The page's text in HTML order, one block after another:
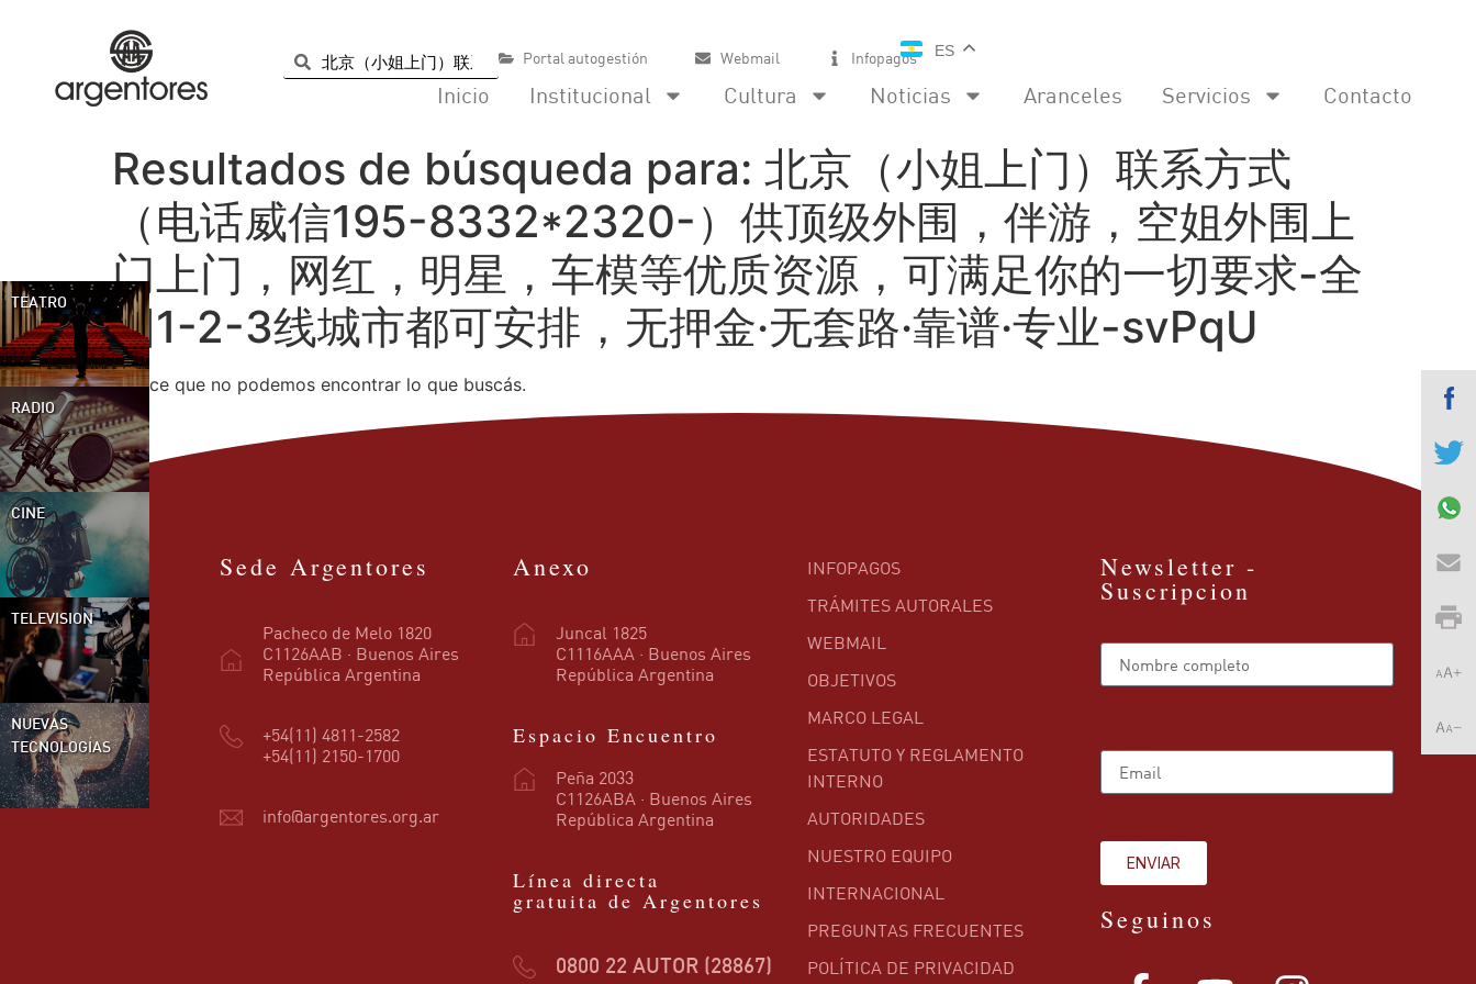
Inicio Institucional Cultura Noticias Aranceles Servicios Contacto
Portal autogestión Webmail Infopagos ES
TEATRO
RADIO
CINE
TELEVISION
NUEVAS
TECNOLOGÍAS
Resultados de búsqueda para: 北京（小姐上门）联系方式
（电话威信195-8332*2320-）供顶级外围，伴游，空姐外围上
门上门，网红，明星，车模等优质资源，可满足你的一切要求-全
国1-2-3线城市都可安排，无押金·无套路·靠谱·专业-svPqU
Parece que no podemos encontrar lo que buscás.
Sede Argentores
Pacheco de Melo 1820
C1126AAB · Buenos Aires
República Argentina
+54(11) 4811-2582
+54(11) 2150-1700
info@argentores.org.ar
Anexo
Juncal 1825
C1116AAA · Buenos Aires
República Argentina
Espacio Encuentro
Peña 2033
C1126ABA · Buenos Aires
República Argentina
Línea directa
gratuita de Argentores
0800 22 AUTOR (28867)
INFOPAGOS
TRÁMITES AUTORALES
WEBMAIL
OBJETIVOS
MARCO LEGAL
ESTATUTO Y REGLAMENTO
INTERNO
AUTORIDADES
NUESTRO EQUIPO
INTERNACIONAL
PREGUNTAS FRECUENTES
POLÍTICA DE PRIVACIDAD
Newsletter -
Suscripcion
ENVIAR
Seguinos